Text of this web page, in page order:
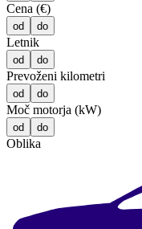
Cena (€)
od do
Letnik
od do
Prevoženi kilometri
od do
Moč motorja (kW)
od do
Oblika